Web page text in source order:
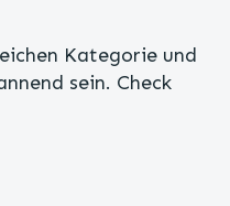
Kategorie und
sein. Check